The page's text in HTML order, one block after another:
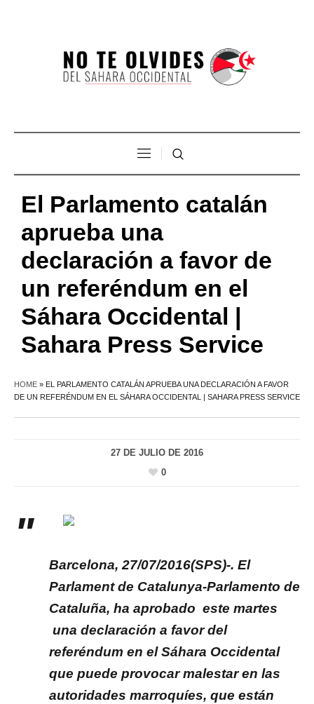
El Parlamento catalán
aprueba una
declaración a favor de
un referéndum en el
Sáhara Occidental |
Sahara Press Service
HOME » EL PARLAMENTO CATALÁN APRUEBA UNA DECLARACIÓN A FAVOR
DE UN REFERÉNDUM EN EL SÁHARA OCCIDENTAL | SAHARA PRESS SERVICE
27 DE JULIO DE 2016
0
Barcelona, 27/07/2016(SPS)-. El
Parlament de Catalunya-Parlamento de
Cataluña, ha aprobado este martes
una declaración a favor del
referéndum en el Sáhara Occidental
que puede provocar malestar en las
autoridades marroquíes, que están